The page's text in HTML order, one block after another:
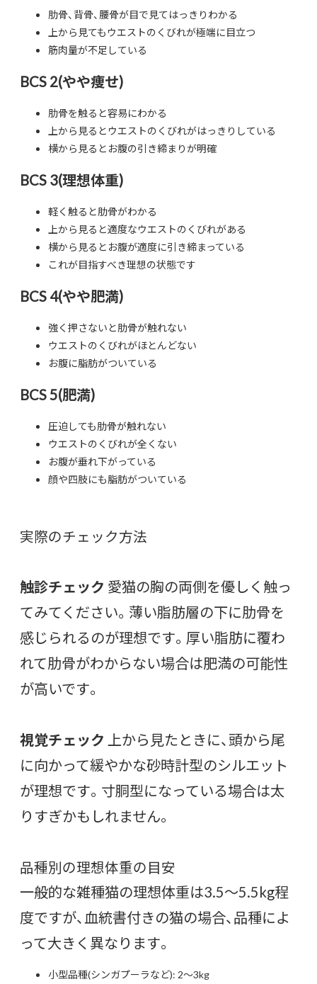
肋骨、背骨、腰骨が目で見てはっきりわかる
上から見てもウエストのくびれが極端に目立つ
筋肉量が不足している
BCS 2(やや痩せ)
肋骨を触ると容易にわかる
上から見るとウエストのくびれがはっきりしている
横から見るとお腹の引き締まりが明確
BCS 3(理想体重)
軽く触ると肋骨がわかる
上から見ると適度なウエストのくびれがある
横から見るとお腹が適度に引き締まっている
これが目指すべき理想の状態です
BCS 4(やや肥満)
強く押さないと肋骨が触れない
ウエストのくびれがほとんどない
お腹に脂肪がついている
BCS 5(肥満)
圧迫しても肋骨が触れない
ウエストのくびれが全くない
お腹が垂れ下がっている
顔や四肢にも脂肪がついている
実際のチェック方法
触診チェック 愛猫の胸の両側を優しく触っ
てみてください。薄い脂肪層の下に肋骨を
感じられるのが理想です。厚い脂肪に覆わ
れて肋骨がわからない場合は肥満の可能性
が高いです。
視覚チェック 上から見たときに、頭から尾
に向かって緩やかな砂時計型のシルエット
が理想です。寸胴型になっている場合は太
りすぎかもしれません。
品種別の理想体重の目安
一般的な雑種猫の理想体重は3.5〜5.5kg程
度ですが、血統書付きの猫の場合、品種によ
って大きく異なります。
小型品種(シンガプーラなど): 2〜3kg